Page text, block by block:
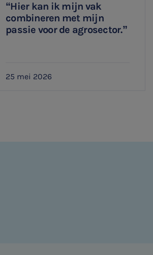
“Hier kan ik mijn vak
combineren met mijn
passie voor de agrosector.”
25 mei 2026